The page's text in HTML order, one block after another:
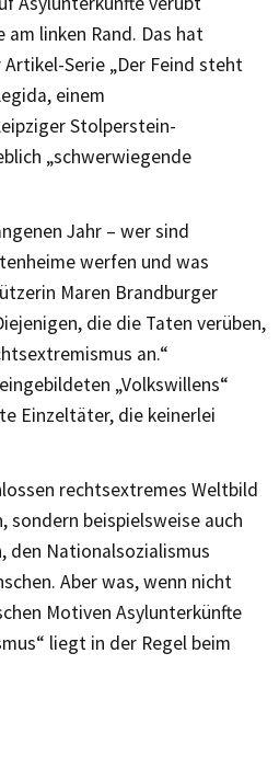
linken Rand. Das hat
Serie „Der Feind steht
einem
Stolperstein-
„schwerwiegende
Jahr – wer sind
werfen und was
Maren Brandburger
die die Taten verüben,
an.“
„Volkswillens“
Einzeltäter, die keinerlei
rechtsextremes Weltbild
sondern beispielsweise auch
den Nationalsozialismus
Aber was, wenn nicht
Motiven Asylunterkünfte
liegt in der Regel beim